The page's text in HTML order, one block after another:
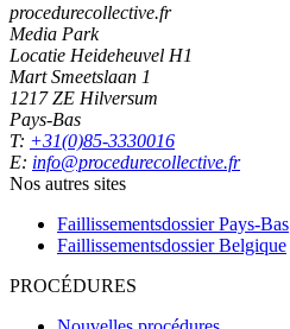
procedurecollective.fr
Media Park
Locatie Heideheuvel H1
Mart Smeetslaan 1
1217 ZE Hilversum
Pays-Bas
T: +31(0)85-3330016
E: info@procedurecollective.fr
Nos autres sites
Faillissementsdossier Pays-Bas
Faillissementsdossier Belgique
PROCÉDURES